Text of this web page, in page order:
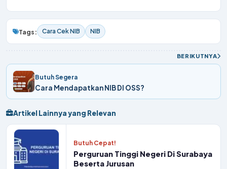
Tags: Cara Cek NIB NIB
BERIKUTNYA
Butuh Segera
Cara Mendapatkan NIB DI OSS?
Artikel Lainnya yang Relevan
Butuh Cepat!
Perguruan Tinggi Negeri Di Surabaya
Beserta Jurusan